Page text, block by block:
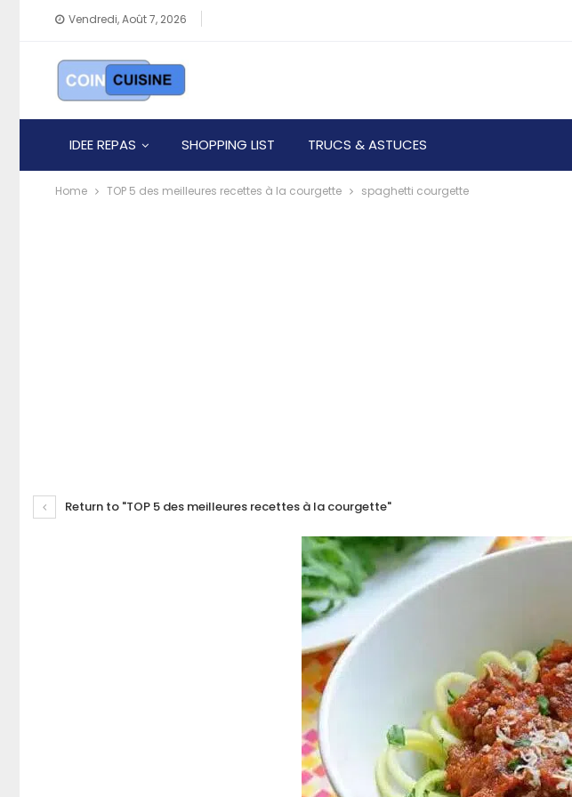
Vendredi, Août 7, 2026
IDEE REPAS SHOPPING LIST TRUCS & ASTUCES
Home TOP 5 des meilleures recettes à la courgette spaghetti courgette
Return to "TOP 5 des meilleures recettes à la courgette"